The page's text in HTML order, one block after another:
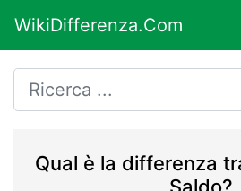
WikiDifferenza.Com
Qual è la differenza